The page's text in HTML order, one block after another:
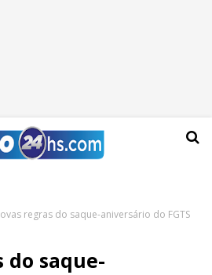
07 de agosto de 2026
regras do saque-aniversário do FGTS
do saque-